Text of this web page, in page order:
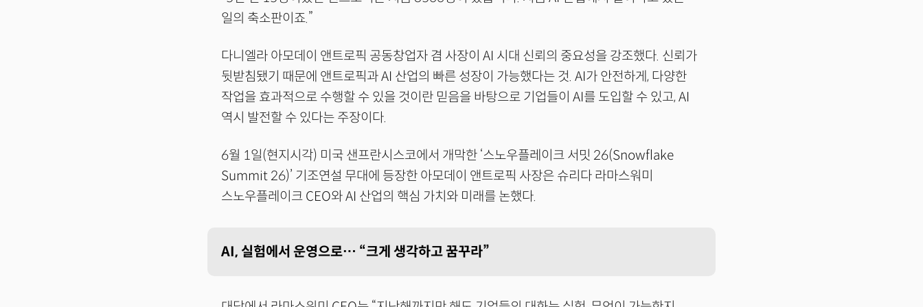
일의 축소판이죠.”
다니엘라 아모데이 앤트로픽 공동창업자 겸 사장이 AI 시대 신뢰의 중요성을 강조했다. 신뢰가
뒷받침됐기 때문에 앤트로픽과 AI 산업의 빠른 성장이 가능했다는 것. AI가 안전하게, 다양한
작업을 효과적으로 수행할 수 있을 것이란 믿음을 바탕으로 기업들이 AI를 도입할 수 있고, AI
역시 발전할 수 있다는 주장이다.
6월 1일(현지시각) 미국 샌프란시스코에서 개막한 ‘스노우플레이크 서밋 26(Snowflake
Summit 26)’ 기조연설 무대에 등장한 아모데이 앤트로픽 사장은 슈리다 라마스워미
스노우플레이크 CEO와 AI 산업의 핵심 가치와 미래를 논했다.
AI, 실험에서 운영으로… “크게 생각하고 꿈꾸라”